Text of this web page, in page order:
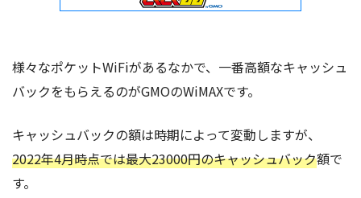
様々なポケットWiFiがあるなかで、一番高額なキャッシュ
バックをもらえるのがGMOのWiMAXです。
キャッシュバックの額は時期によって変動しますが、
2022年4月時点では最大23000円のキャッシュバック額で
す。